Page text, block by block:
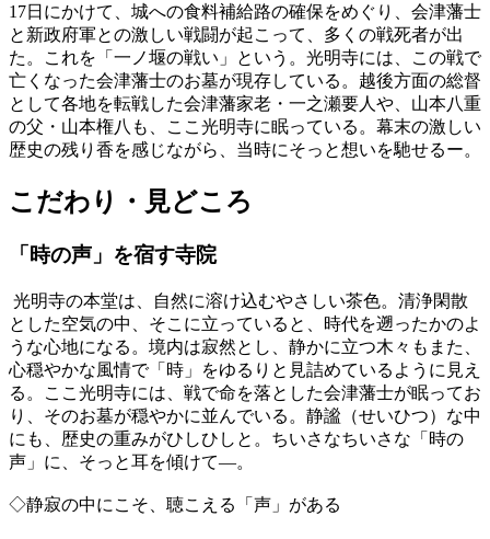
17日にかけて、城への食料補給路の確保をめぐり、会津藩士
と新政府軍との激しい戦闘が起こって、多くの戦死者が出
た。これを「一ノ堰の戦い」という。光明寺には、この戦で
亡くなった会津藩士のお墓が現存している。越後方面の総督
として各地を転戦した会津藩家老・一之瀬要人や、山本八重
の父・山本権八も、ここ光明寺に眠っている。幕末の激しい
歴史の残り香を感じながら、当時にそっと想いを馳せるー。
こだわり・見どころ
「時の声」を宿す寺院
光明寺の本堂は、自然に溶け込むやさしい茶色。清浄閑散
とした空気の中、そこに立っていると、時代を遡ったかのよ
うな心地になる。境内は寂然とし、静かに立つ木々もまた、
心穏やかな風情で「時」をゆるりと見詰めているように見え
る。ここ光明寺には、戦で命を落とした会津藩士が眠ってお
り、そのお墓が穏やかに並んでいる。静謐（せいひつ）な中
にも、歴史の重みがひしひしと。ちいさなちいさな「時の
声」に、そっと耳を傾けて―。
◇静寂の中にこそ、聴こえる「声」がある